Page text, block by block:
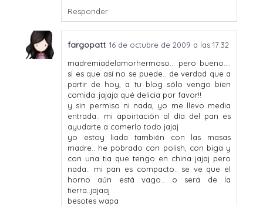
Responder
fargopatt 16 de octubre de 2009 a las 17:32
madremiadelamorhermoso... pero bueno....
si es que así no se puede.. de verdad que a
partir de hoy, a tu blog sólo vengo bien
comida..jajaja qué delicia por favor!!
y sin permiso ni nada, yo me llevo media
entrada.. mi apoirtación al día del pan es
ayudarte a comerlo todo jajaj
yo estoy liada también con las masas
madre.. he pobrado con polish, con biga y
con una tia que tengo en china..jajaj pero
nada.. mi pan es compacto.. se ve que el
horno aún está vago.. o será de la
tierra..jajaaj
besotes wapa